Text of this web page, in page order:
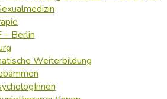
– Berlin
Weiterbildung